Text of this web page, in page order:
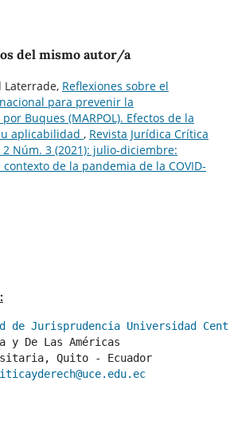
del mismo autor/a
Laterrade, Reflexiones sobre el
para prevenir la
Buques (MARPOL). Efectos de la
aplicabilidad , Revista Jurídica Crítica
2 Núm. 3 (2021): julio-diciembre:
de la pandemia de la COVID-
de Jurisprudencia Universidad
De Las Américas
Quito - Ecuador